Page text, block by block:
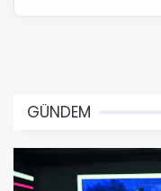
GÜNDEM